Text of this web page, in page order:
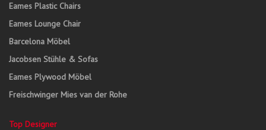
Eames Plastic Chairs
Eames Lounge Chair
Barcelona Möbel
Jacobsen Stühle & Sofas
Eames Plywood Möbel
Freischwinger Mies van der Rohe
Top Designer